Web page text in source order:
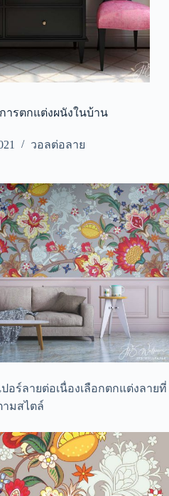
ารตกแต่งผนังในบ้าน
วอลต่อลาย
อร์ลายต่อเนื่องเลือกตกแต่งลายที่
ามสไตล์